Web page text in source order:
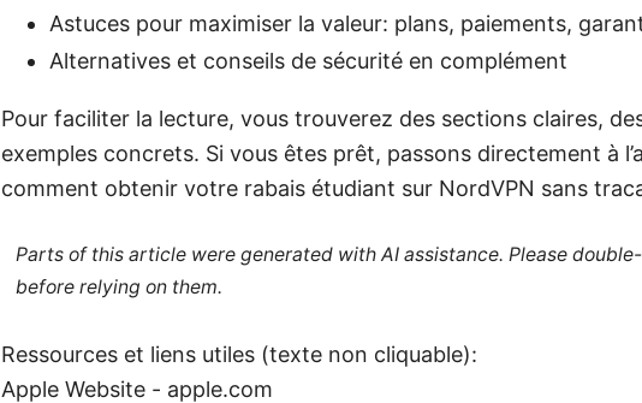
Astuces pour maximiser la valeur: plans, paiements,
Alternatives et conseils de sécurité en complément
Pour faciliter la lecture, vous trouverez des sections claires,
exemples concrets. Si vous êtes prêt, passons directement à
comment obtenir votre rabais étudiant sur NordVPN sans
Parts of this article were generated with AI assistance. Please
before relying on them.
Ressources et liens utiles (texte non cliquable):
Apple Website - apple.com